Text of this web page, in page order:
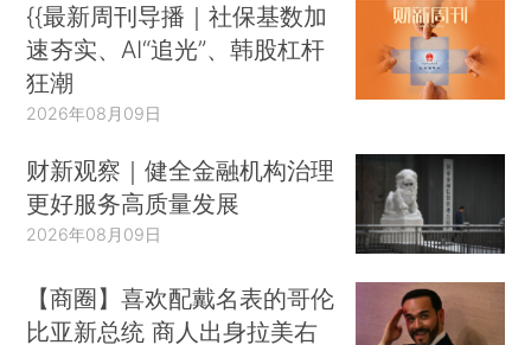
{{最新周刊导播｜社保基数加
速夯实、AI“追光”、韩股杠杆
狂潮
2026年08月09日
财新观察｜健全金融机构治理
更好服务高质量发展
2026年08月09日
【商圈】喜欢配戴名表的哥伦
比亚新总统 商人出身拉美右